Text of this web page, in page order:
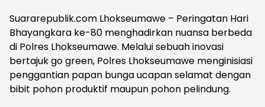
Suararepublik.com Lhokseumawe – Peringatan Hari
Bhayangkara ke-80 menghadirkan nuansa berbeda
di Polres Lhokseumawe. Melalui sebuah inovasi
bertajuk go green, Polres Lhokseumawe menginisiasi
penggantian papan bunga ucapan selamat dengan
bibit pohon produktif maupun pohon pelindung.